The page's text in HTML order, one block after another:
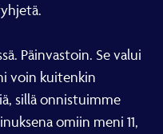
Päinvastoin. Se valui
voin kuitenkin
sillä onnistuimme
omiin meni 11,